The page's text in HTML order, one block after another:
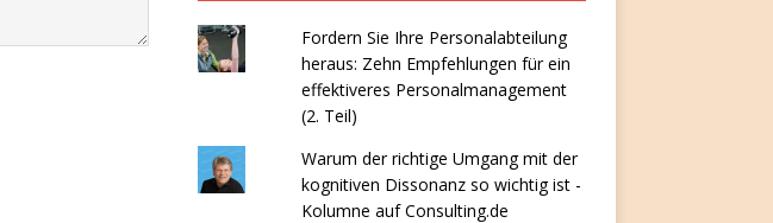
Fordern Sie Ihre Personalabteilung
heraus: Zehn Empfehlungen für ein
effektiveres Personalmanagement
(2. Teil)
Warum der richtige Umgang mit der
kognitiven Dissonanz so wichtig ist -
Kolumne auf Consulting.de